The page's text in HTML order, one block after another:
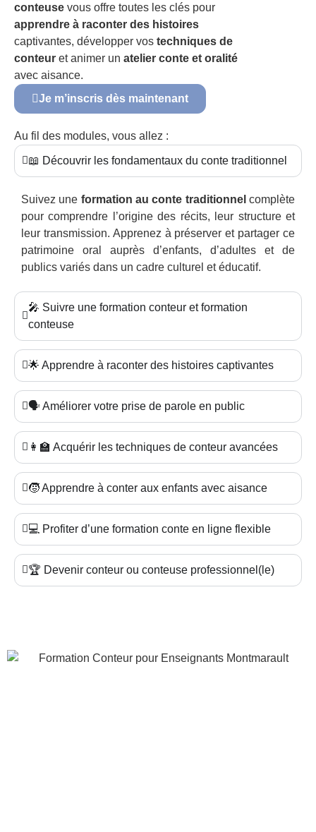
conteuse vous offre toutes les clés pour
apprendre à raconter des histoires
captivantes, développer vos techniques de
conteur et animer un atelier conte et oralité
avec aisance.
Je m’inscris dès maintenant
Au fil des modules, vous allez :
📖 Découvrir les fondamentaux du conte traditionnel
Suivez une formation au conte traditionnel complète
pour comprendre l’origine des récits, leur structure et
leur transmission. Apprenez à préserver et partager ce
patrimoine oral auprès d’enfants, d’adultes et de
publics variés dans un cadre culturel et éducatif.
🎤 Suivre une formation conteur et formation
conteuse
🌟 Apprendre à raconter des histoires captivantes
🗣️ Améliorer votre prise de parole en public
👩‍🏫 Acquérir les techniques de conteur avancées
🧒 Apprendre à conter aux enfants avec aisance
💻 Profiter d’une formation conte en ligne flexible
🏆 Devenir conteur ou conteuse professionnel(le)